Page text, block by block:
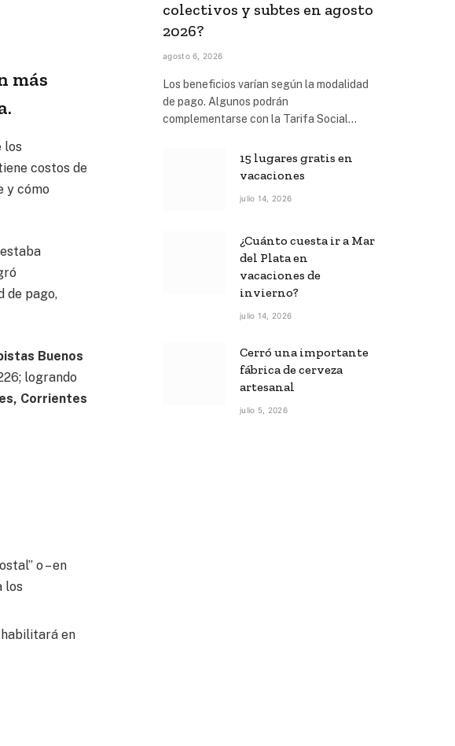
más
los
costos de
y cómo
de pago,
Buenos
logrando
Corrientes
o – en
los
habilitará en
colectivos y subtes en agosto
2026?
agosto 6, 2026
Los beneficios varían según la modalidad
de pago. Algunos podrán
complementarse con la Tarifa Social…
15 lugares gratis en
vacaciones
julio 14, 2026
¿Cuánto cuesta ir a Mar
del Plata en
vacaciones de
invierno?
julio 14, 2026
Cerró una importante
fábrica de cerveza
artesanal
julio 5, 2026